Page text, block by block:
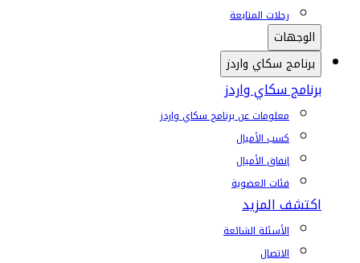
رحلات المتابعة
الوجهات
برنامج سكاي واردز
برنامج سكاي واردز
معلومات عن برنامج سكاي واردز
كسب الأميال
إنفاق الأميال
فئات العضوية
اكتشف المزيد
الأسئلة الشائعة
الاتصال